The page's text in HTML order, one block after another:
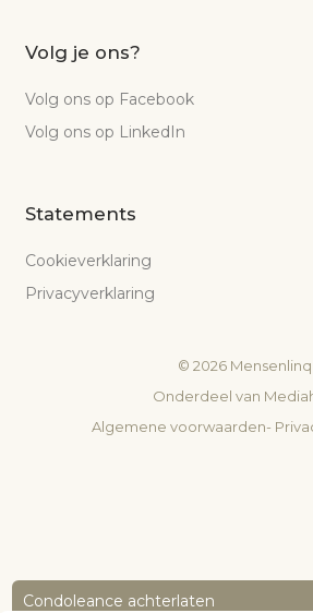
Condoleance achterlaten
Volg je ons?
Volg ons op Facebook
Volg ons op LinkedIn
Statements
Cookieverklaring
Privacyverklaring
© 2026Mensenlinq
Onderdeel van
Algemene voorwaarden-